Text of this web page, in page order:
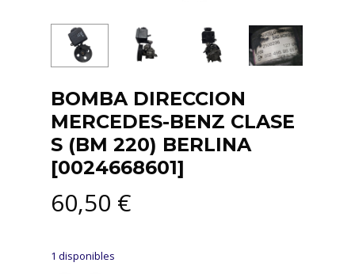
BOMBA DIRECCION
MERCEDES-BENZ CLASE
S (BM 220) BERLINA
[0024668601]
60,50 €
1 disponibles